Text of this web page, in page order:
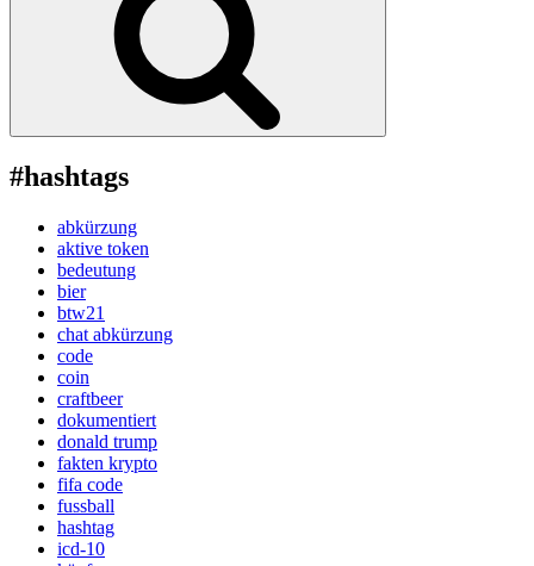
#hashtags
abkürzung
aktive token
bedeutung
bier
btw21
chat abkürzung
code
coin
craftbeer
dokumentiert
donald trump
fakten krypto
fifa code
fussball
hashtag
icd-10